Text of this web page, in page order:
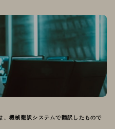
機械翻訳システムで翻訳したもので